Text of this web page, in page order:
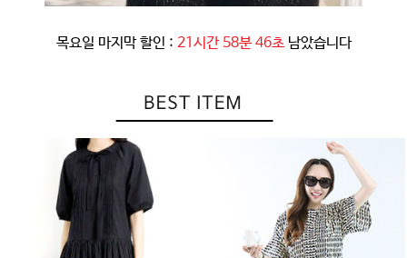
목요일 마지막 할인 : 21시간 58분 42초 남았습니다